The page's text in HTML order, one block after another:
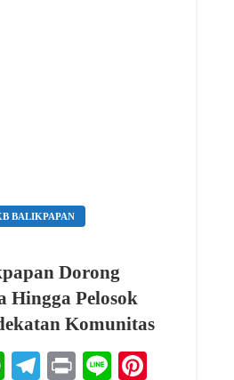
BALIKPAPAN
Dorong
Hingga Pelosok
Komunitas
WhatsApp
Telegram
PrintLine